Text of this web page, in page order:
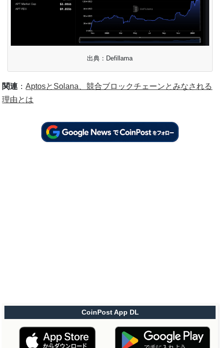
出典：Defillama
関連 ：AptosとSolana、競合ブロックチェーンとみなされる
理由とは
CoinPost App DL